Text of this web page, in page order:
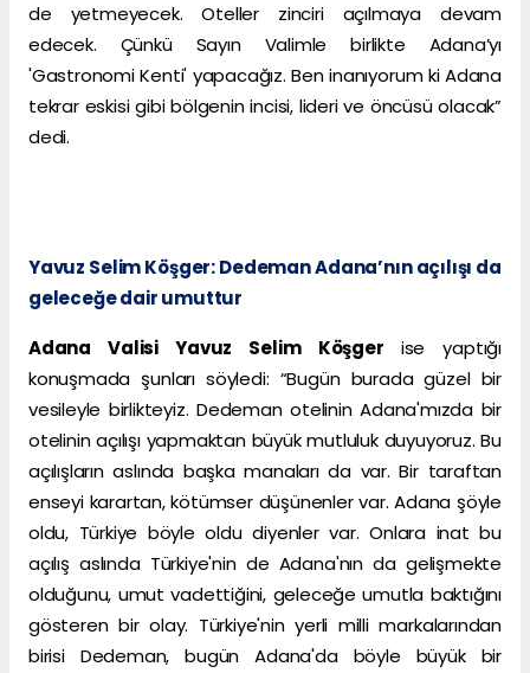
de yetmeyecek. Oteller zinciri açılmaya devam
edecek. Çünkü Sayın Valimle birlikte Adana’yı
'Gastronomi Kenti' yapacağız. Ben inanıyorum ki Adana
tekrar eskisi gibi bölgenin incisi, lideri ve öncüsü olacak”
dedi.
Yavuz Selim Köşger: Dedeman Adana’nın açılışı da
geleceğe dair umuttur
Adana Valisi Yavuz Selim Köşger ise yaptığı
konuşmada şunları söyledi: “Bugün burada güzel bir
vesileyle birlikteyiz. Dedeman otelinin Adana'mızda bir
otelinin açılışı yapmaktan büyük mutluluk duyuyoruz. Bu
açılışların aslında başka manaları da var. Bir taraftan
enseyi karartan, kötümser düşünenler var. Adana şöyle
oldu, Türkiye böyle oldu diyenler var. Onlara inat bu
açılış aslında Türkiye'nin de Adana'nın da gelişmekte
olduğunu, umut vadettiğini, geleceğe umutla baktığını
gösteren bir olay. Türkiye'nin yerli milli markalarından
birisi Dedeman, bugün Adana'da böyle büyük bir